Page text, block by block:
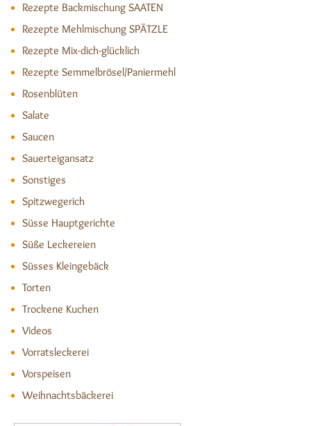
Rezepte Backmischung SAATEN
Rezepte Mehlmischung SPÄTZLE
Rezepte Mix-dich-glücklich
Rezepte Semmelbrösel/Paniermehl
Rosenblüten
Salate
Saucen
Sauerteigansatz
Sonstiges
Spitzwegerich
Süsse Hauptgerichte
Süße Leckereien
Süsses Kleingebäck
Torten
Trockene Kuchen
Videos
Vorratsleckerei
Vorspeisen
Weihnachtsbäckerei